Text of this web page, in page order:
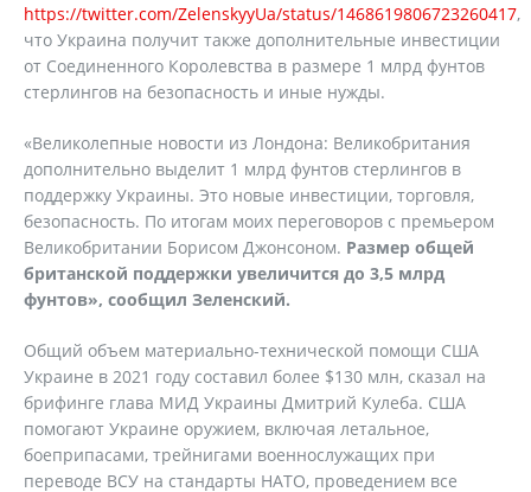
https://twitter.com/ZelenskyyUa/status/1468619806723260417,
что Украина получит также дополнительные инвестиции
от Соединенного Королевства в размере 1 млрд фунтов
стерлингов на безопасность и иные нужды.
«Великолепные новости из Лондона: Великобритания
дополнительно выделит 1 млрд фунтов стерлингов в
поддержку Украины. Это новые инвестиции, торговля,
безопасность. По итогам моих переговоров с премьером
Великобритании Борисом Джонсоном. Размер общей
британской поддержки увеличится до 3,5 млрд
фунтов», сообщил Зеленский.
Общий объем материально-технической помощи США
Украине в 2021 году составил более $130 млн, сказал на
брифинге глава МИД Украины Дмитрий Кулеба. США
помогают Украине оружием, включая летальное,
боеприпасами, трейнигами военнослужащих при
переводе ВСУ на стандарты НАТО, проведением все